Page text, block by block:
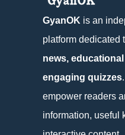
GyanOK is an
platform dedicated
news,
engaging quizzes
empower readers
information, useful